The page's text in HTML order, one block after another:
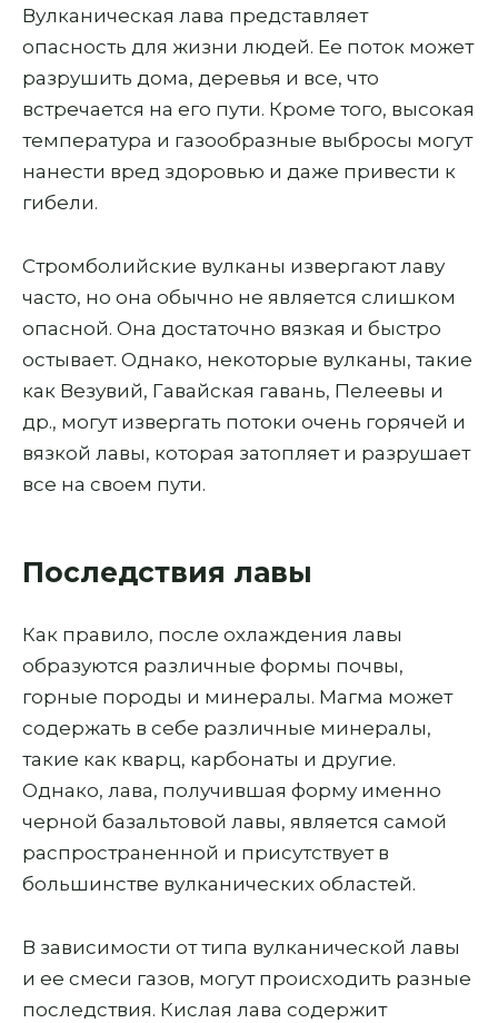
Вулканическая лава представляет
опасность для жизни людей. Ее поток может
разрушить дома, деревья и все, что
встречается на его пути. Кроме того, высокая
температура и газообразные выбросы могут
нанести вред здоровью и даже привести к
гибели.
Стромболийские вулканы извергают лаву
часто, но она обычно не является слишком
опасной. Она достаточно вязкая и быстро
остывает. Однако, некоторые вулканы, такие
как Везувий, Гавайская гавань, Пелеевы и
др., могут извергать потоки очень горячей и
вязкой лавы, которая затопляет и разрушает
все на своем пути.
Последствия лавы
Как правило, после охлаждения лавы
образуются различные формы почвы,
горные породы и минералы. Магма может
содержать в себе различные минералы,
такие как кварц, карбонаты и другие.
Однако, лава, получившая форму именно
черной базальтовой лавы, является самой
распространенной и присутствует в
большинстве вулканических областей.
В зависимости от типа вулканической лавы
и ее смеси газов, могут происходить разные
последствия. Кислая лава содержит